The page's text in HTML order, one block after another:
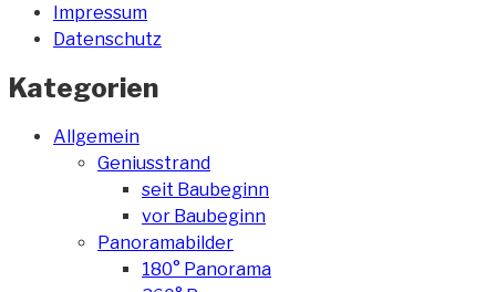
Impressum
Datenschutz
Kategorien
Allgemein
Geniusstrand
seit Baubeginn
vor Baubeginn
Panoramabilder
180° Panorama